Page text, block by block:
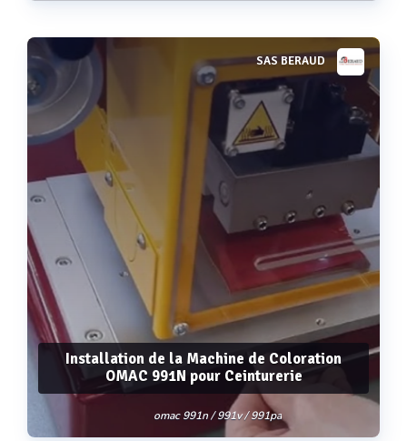
Voir plus SAS BERAUD
Installation de la Machine de Coloration
OMAC 991N pour Ceinturerie
omac 991n / 991v / 991pa